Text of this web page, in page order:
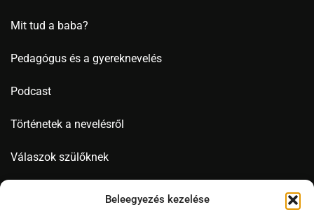
Beleegyezés kezelése
Mit tud a baba?
Pedagógus és a gyereknevelés
Podcast
Történetek a nevelésről
Válaszok szülőknek